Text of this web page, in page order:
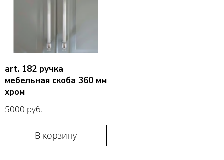
art. 182 ручка
мебельная скоба 360 мм
хром
5000 руб.
В корзину